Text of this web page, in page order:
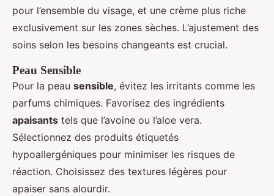
pour l’ensemble du visage, et une crème plus riche
exclusivement sur les zones sèches. L’ajustement des
soins selon les besoins changeants est crucial.
Peau Sensible
Pour la peau sensible, évitez les irritants comme les
parfums chimiques. Favorisez des ingrédients
apaisants tels que l’avoine ou l’aloe vera.
Sélectionnez des produits étiquetés
hypoallergéniques pour minimiser les risques de
réaction. Choisissez des textures légères pour
apaiser sans alourdir.